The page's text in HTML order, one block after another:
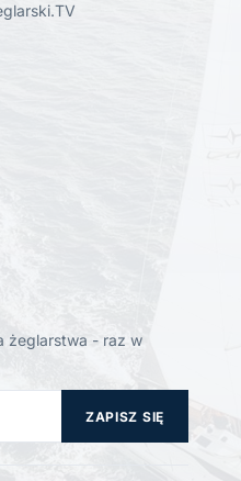
żeglarstwa - raz w
ZAPISZ SIĘ